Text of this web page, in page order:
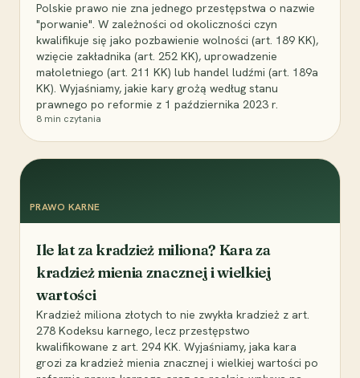
Polskie prawo nie zna jednego przestępstwa o nazwie
"porwanie". W zależności od okoliczności czyn
kwalifikuje się jako pozbawienie wolności (art. 189 KK),
wzięcie zakładnika (art. 252 KK), uprowadzenie
małoletniego (art. 211 KK) lub handel ludźmi (art. 189a
KK). Wyjaśniamy, jakie kary grożą według stanu
prawnego po reformie z 1 października 2023 r.
8 min czytania
PRAWO KARNE
Ile lat za kradzież miliona? Kara za
kradzież mienia znacznej i wielkiej
wartości
Kradzież miliona złotych to nie zwykła kradzież z art.
278 Kodeksu karnego, lecz przestępstwo
kwalifikowane z art. 294 KK. Wyjaśniamy, jaka kara
grozi za kradzież mienia znacznej i wielkiej wartości po